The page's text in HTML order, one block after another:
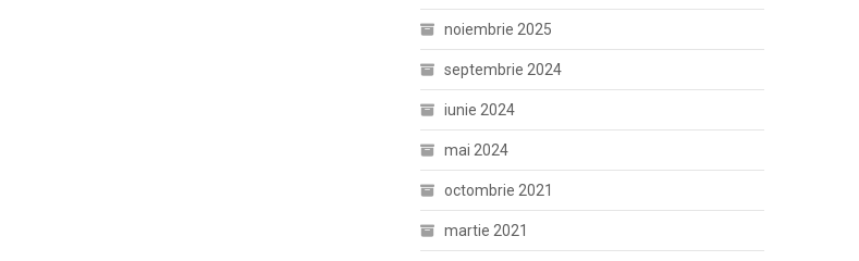
noiembrie 2025
septembrie 2024
iunie 2024
mai 2024
octombrie 2021
martie 2021